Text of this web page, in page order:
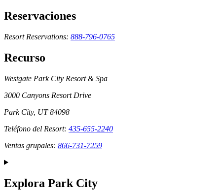
Reservaciones
Resort Reservations: 888-796-0765
Recurso
Westgate Park City Resort & Spa
3000 Canyons Resort Drive
Park City, UT 84098
Teléfono del Resort: 435-655-2240
Ventas grupales: 866-731-7259
Explora Park City